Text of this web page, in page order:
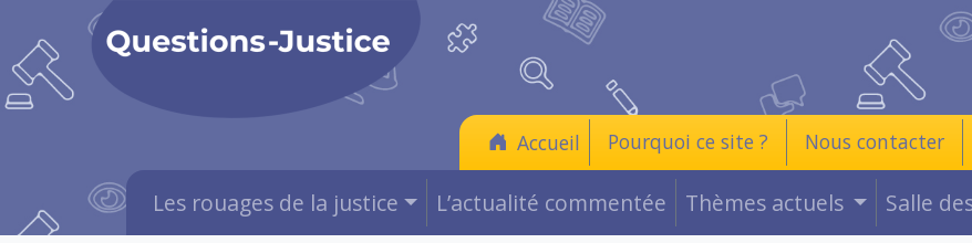
Accueil Pourquoi ce site ? Nous contacter
Les rouages de la justice L’actualité commentée Thèmes actuels Salle